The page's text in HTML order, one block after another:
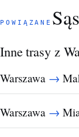
POWIĄZANE
Inne trasy z
Warszawa →
Warszawa →